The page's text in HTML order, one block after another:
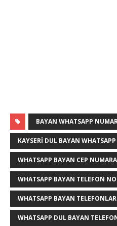
BAYAN WHATSAPP
KAYSERI DUL BAYAN WHATSAPP
WHATSAPP BAYAN CEP
WHATSAPP BAYAN TELEFON NO
WHATSAPP BAYAN
WHATSAPP DUL BAYAN